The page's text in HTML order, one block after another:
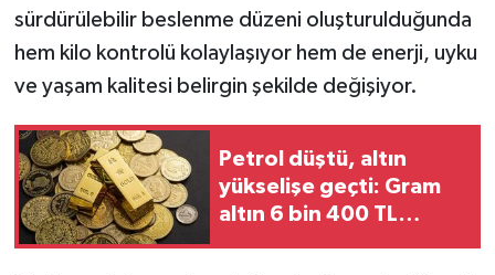
sürdürülebilir beslenme düzeni oluşturulduğunda
hem kilo kontrolü kolaylaşıyor hem de enerji, uyku
ve yaşam kalitesi belirgin şekilde değişiyor.
Petrol düştü, altın
yükselişe geçti: Gram
altın 6 bin 400 TL